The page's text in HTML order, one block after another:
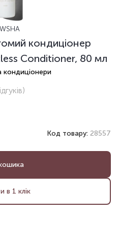
кондиціонер
Conditioner, 80 мл
кондиціонери
)
Код товару: 28557
в 1 клік